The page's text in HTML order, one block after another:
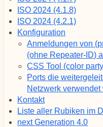
ISO 2024 (4.1.8)
ISO 2024 (4.2.1)
Konfiguration
Anmeldungen von
(ohne Repeater-ID)
CSS Tool (color
Ports die
Netzwerk verwendet
Kontakt
Liste aller Rubiken im
next Generation 4.0